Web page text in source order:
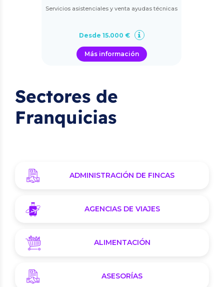
Servicios asistenciales y venta ayudas técnicas
Desde 15.000 €
Más información
Sectores de
Franquicias
ADMINISTRACIÓN DE FINCAS
AGENCIAS DE VIAJES
ALIMENTACIÓN
ASESORÍAS